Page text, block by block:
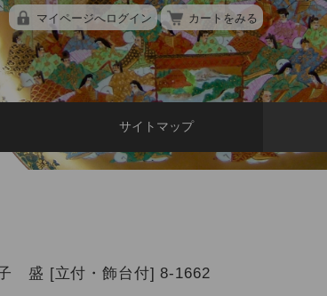
マイページへログイン カートをみる
サイトマップ
盛 [立付・飾台付] 8-1662